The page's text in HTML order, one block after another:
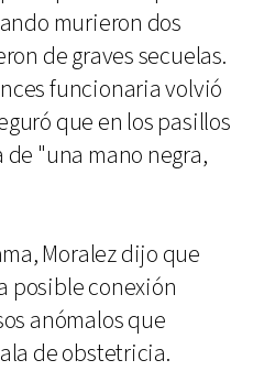
murieron dos
de graves secuelas.
funcionaria volvió
que en los pasillos
"una mano negra,
Moralez dijo que
posible conexión
anómalos que
de obstetricia.